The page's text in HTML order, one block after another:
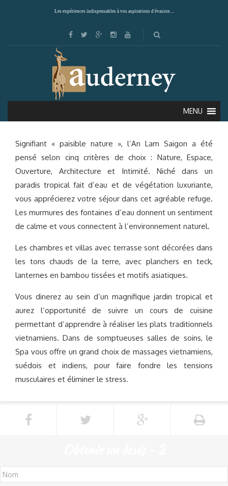
Les expériences indispensables à vos aspirations d'évasion ...
MENU
AN LAM SAIGON RIVER (SAIGON)
Signifiant « paisible nature », l’An Lam Saigon a été
pensé selon cinq critères de choix : Nature, Espace,
Ouverture, Architecture et Intimité. Niché dans un
paradis tropical fait d’eau et de végétation luxuriante,
vous apprécierez votre séjour dans cet agréable refuge.
Les murmures des fontaines d’eau donnent un sentiment
de calme et vous connectent à l’environnement naturel.
Les chambres et villas avec terrasse sont décorées dans
les tons chauds de la terre, avec planchers en teck,
lanternes en bambou tissées et motifs asiatiques.
Vous dinerez au sein d’un magnifique jardin tropical et
aurez l’opportunité de suivre un cours de cuisine
permettant d’apprendre à réaliser les plats traditionnels
vietnamiens. Dans de somptueuses salles de soins, le
Spa vous offre un grand choix de massages vietnamiens,
suédois et indiens, pour faire fondre les tensions
musculaires et éliminer le stress.